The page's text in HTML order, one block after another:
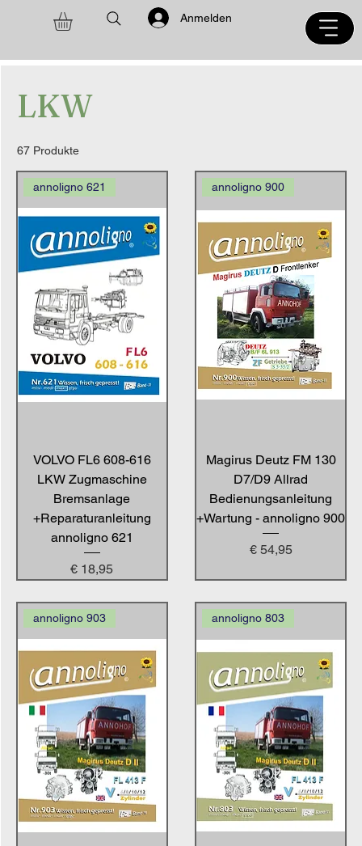
Anmelden
LKW
67 Produkte
annoligno 621
VOLVO FL6 608-616
LKW Zugmaschine
Bremsanlage
+Reparaturanleitung
annoligno 621
Preis
€ 18,95
annoligno 900
Magirus Deutz FM 130
D7/D9 Allrad
Bedienungsanleitung
+Wartung - annoligno 900
Preis
€ 54,95
annoligno 903 annoligno 803